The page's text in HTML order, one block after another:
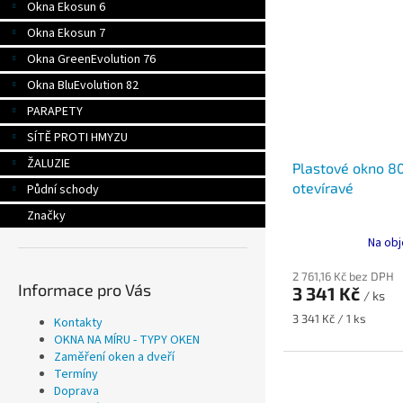
Okna Ekosun 6
Okna Ekosun 7
Okna GreenEvolution 76
Okna BluEvolution 82
PARAPETY
SÍTĚ PROTI HMYZU
ŽALUZIE
Půdní schody
Značky
Informace pro Vás
Kontakty
OKNA NA MÍRU - TYPY OKEN
Zaměření oken a dveří
Termíny
Doprava
Plastové okno
otevíravé
Na
2 761,16 Kč bez DPH
3 341 Kč / ks
Měrná
3 341 Kč / 1 ks